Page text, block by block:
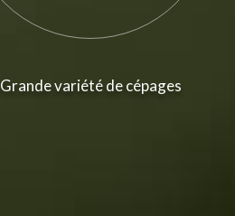
Grande variété de cépages